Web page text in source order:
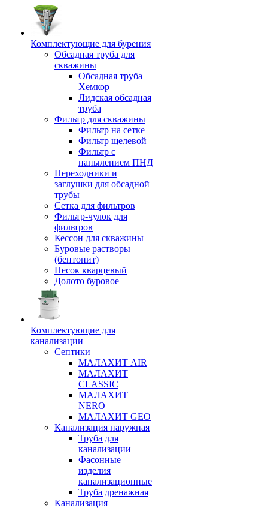
Комплектующие для бурения
Обсадная труба для
скважины
Обсадная труба
Хемкор
Лидская обсадная
труба
Фильтр для скважины
Фильтр на сетке
Фильтр щелевой
Фильтр с
напылением ПНД
Переходники и
заглушки для обсадной
трубы
Сетка для фильтров
Фильтр-чулок для
фильтров
Кессон для скважины
Буровые растворы
(бентонит)
Песок кварцевый
Долото буровое
Комплектующие для
канализации
Септики
МАЛАХИТ AIR
МАЛАХИТ
CLASSIC
МАЛАХИТ
NERO
МАЛАХИТ GEO
Канализация наружная
Труба для
канализации
Фасонные
изделия
канализационные
Труба дренажная
Канализация